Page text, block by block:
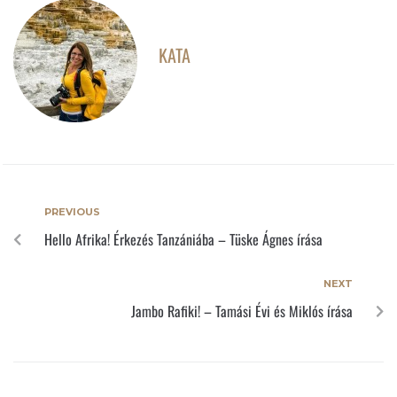
KATA
PREVIOUS
Hello Afrika! Érkezés Tanzániába – Tüske Ágnes írása
NEXT
Jambo Rafiki! – Tamási Évi és Miklós írása